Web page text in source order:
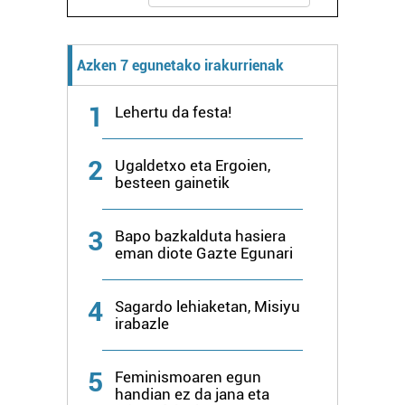
Azken 7 egunetako irakurrienak
1 Lehertu da festa!
2
Ugaldetxo eta Ergoien,
besteen gainetik
3
Bapo bazkalduta hasiera
eman diote Gazte Egunari
4
Sagardo lehiaketan, Misiyu
irabazle
5
Feminismoaren egun
handian ez da jana eta